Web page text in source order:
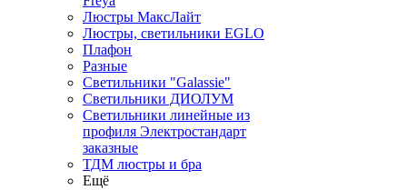
Люстры МаксЛайт
Люстры, светильники EGLO
Плафон
Разные
Светильники "Galassie"
Светильники ДИОЛУМ
Светильники линейные из
профиля Электростандарт
заказные
ТДМ люстры и бра
Ещё